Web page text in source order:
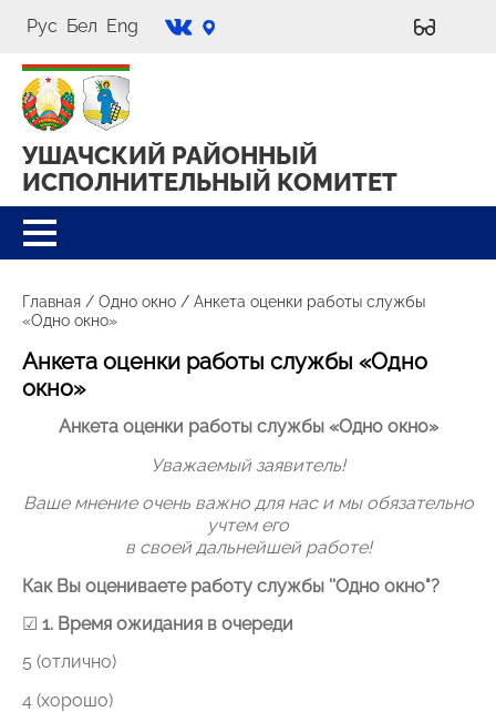
Рус Бел Eng
УШАЧСКИЙ РАЙОННЫЙ
ИСПОЛНИТЕЛЬНЫЙ КОМИТЕТ
Главная / Одно окно / Анкета оценки работы службы
«Одно окно»
Анкета оценки работы службы «Одно
окно»
Анкета оценки работы службы «Одно окно»
Уважаемый заявитель!
Ваше мнение очень важно для нас и мы обязательно
учтем его
в своей дальнейшей работе!
Как Вы оцениваете работу службы ''Одно окно"?
☑ 1. Время ожидания в очереди
5 (отлично)
4 (хорошо)